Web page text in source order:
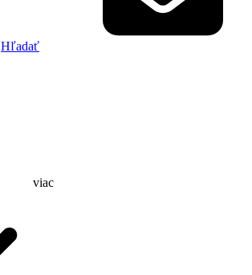
Hľadať
viac